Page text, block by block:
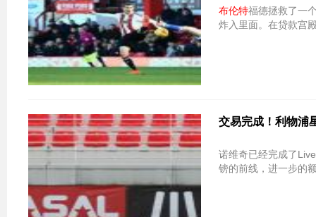
布伦特福德拯救了一
炸入里面。在贷款宫
交易完成！利物浦
诺维奇已经完成了
镑的前线，进一步的